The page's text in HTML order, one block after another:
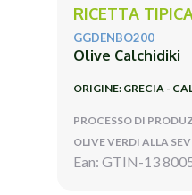
RICETTA
GGDENBO200
Olive Calchidiki
ORIGINE: GRECIA -
PROCESSO DI
OLIVE VERDI ALLA
Ean: GTIN-13